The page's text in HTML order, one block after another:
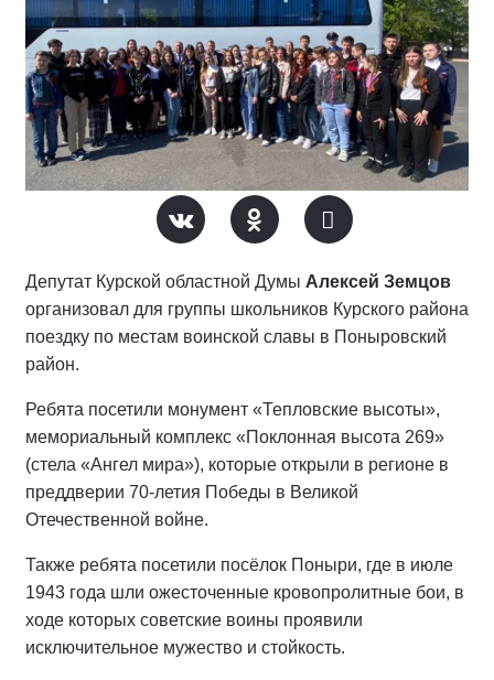
Депутат Курской областной Думы Алексей Земцов
организовал для группы школьников Курского района
поездку по местам воинской славы в Поныровский
район.
Ребята посетили монумент «Тепловские высоты»,
мемориальный комплекс «Поклонная высота 269»
(стела «Ангел мира»), которые открыли в регионе в
преддверии 70-летия Победы в Великой
Отечественной войне.
Также ребята посетили посёлок Поныри, где в июле
1943 года шли ожесточенные кровопролитные бои, в
ходе которых советские воины проявили
исключительное мужество и стойкость.